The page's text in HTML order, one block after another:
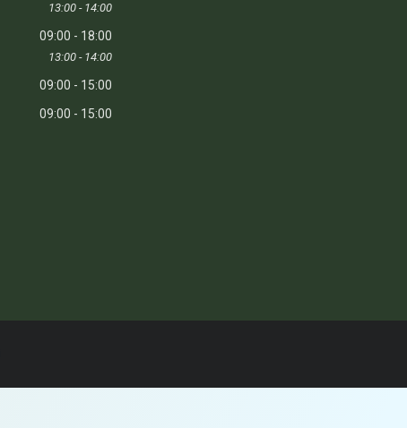
13:00 14:00
09:00 18:00
13:00 14:00
09:00
15:00
09:00 15:00